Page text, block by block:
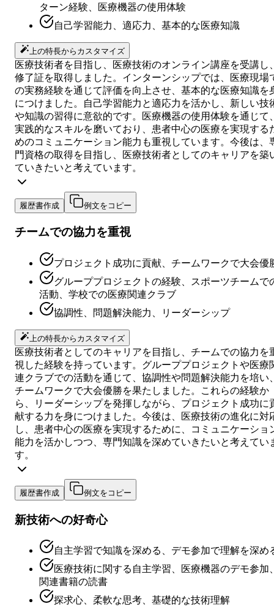
ターン経験、医療機器の使用体験
自己学習能力、適応力、基本的な医療知識
上の特長からカスタマイズ
医療技術者を目指し、医療技術のオンライン講座を受講し
修了証を取得しました。インターンシップでは、医療現場
の実務経験を通じて評価を向上させ、基本的な医療知識を
につけました。自己学習能力と適応力を活かし、新しい技
や知識の習得に意欲的です。医療機器の使用体験を通じて
実践的なスキルを磨いており、患者中心の医療を実現する
めのコミュニケーション能力も重視しています。今後は、
門資格の取得を目指し、医療技術者としてのキャリアを築
ていきたいと考えています。
履歴書作成 例文をコピー
チームでの協力を重視
プロジェクト成功に貢献、チームワークで大会優
グループプロジェクトの経験、スポーツチームで
活動、学校での医療関連クラブ
協調性、問題解決能力、リーダーシップ
上の特長からカスタマイズ
医療技術者としてのキャリアを目指し、チームでの協力を
視した経験を持っています。グループプロジェクトや医療
連クラブでの活動を通じて、協調性や問題解決能力を培い
チームワークで大会優勝を果たしました。これらの経験か
ら、リーダーシップを発揮しながら、プロジェクト成功に
献する力を身につけました。今後は、医療技術の進化に対
し、患者中心の医療を実現するために、コミュニケーショ
能力を活かしつつ、専門知識を深めていきたいと考えてい
す。
履歴書作成 例文をコピー
新技術への好奇心
自主学習で知識を深める、デモ参加で理解を深め
医療技術に関する自主学習、医療機器のデモ参加
関連書籍の読書
探求心、柔軟な思考、基礎的な技術理解